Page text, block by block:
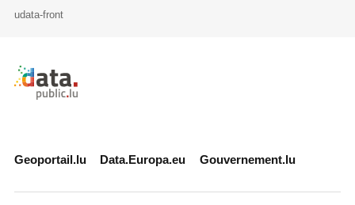
udata-front
Retour à l'accueil de data.public.lu
Geoportail.lu Data.Europa.eu Gouvernement.lu